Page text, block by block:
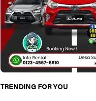
TRENDING FOR YOU